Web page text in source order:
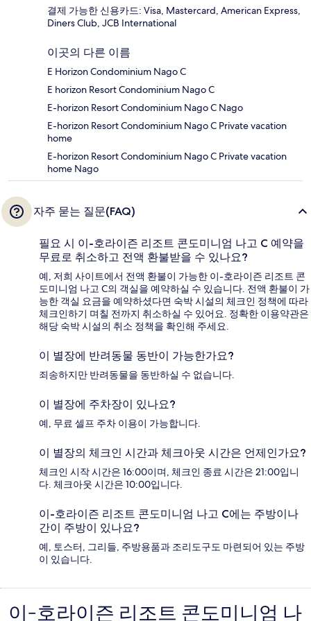
결제 가능한 신용카드: Visa, Mastercard, American Express,
Diners Club, JCB International
이곳의 다른 이름
E Horizon Condominium Nago C
E horizon Resort Condominium Nago C
E-horizon Resort Condominium Nago C Nago
E-horizon Resort Condominium Nago C Private vacation
home
E-horizon Resort Condominium Nago C Private vacation
home Nago
자주 묻는 질문(FAQ)
필요 시 이-호라이즌 리조트 콘도미니엄 나고 C 예약을
무료로 취소하고 전액 환불받을 수 있나요?
예, 저희 사이트에서 전액 환불이 가능한 이-호라이즌 리조트 콘
도미니엄 나고 C의 객실을 예약하실 수 있습니다. 전액 환불이 가
능한 객실 요금을 예약하셨다면 숙박 시설의 체크인 정책에 따라
체크인하기 며칠 전까지 취소하실 수 있어요. 정확한 이용약관은
해당 숙박 시설의 취소 정책을 확인해 주세요.
이 별장에 반려동물 동반이 가능한가요?
죄송하지만 반려동물을 동반하실 수 없습니다.
이 별장에 주차장이 있나요?
예, 무료 셀프 주차 이용이 가능합니다.
이 별장의 체크인 시간과 체크아웃 시간은 언제인가요?
체크인 시작 시간은 16:00이며, 체크인 종료 시간은 21:00입니
다. 체크아웃 시간은 10:00입니다.
이-호라이즌 리조트 콘도미니엄 나고 C에는 주방이나
간이 주방이 있나요?
예, 토스터, 그리들, 주방용품과 조리도구도 마련되어 있는 주방
이 있습니다.
이
이-호라이즌 리조트 콘도미니엄 나